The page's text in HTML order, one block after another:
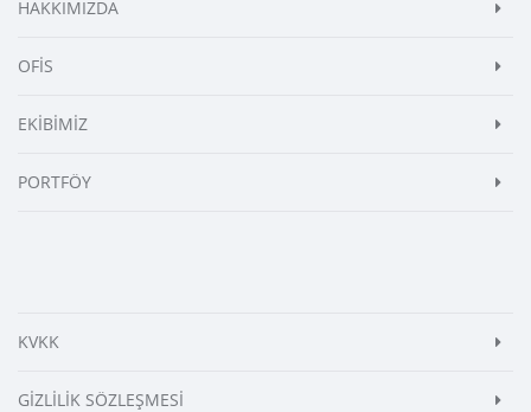
HAKKIMIZDA
OFİS
EKİBİMİZ
PORTFÖY
KVKK
GİZLİLİK SÖZLEŞMESİ